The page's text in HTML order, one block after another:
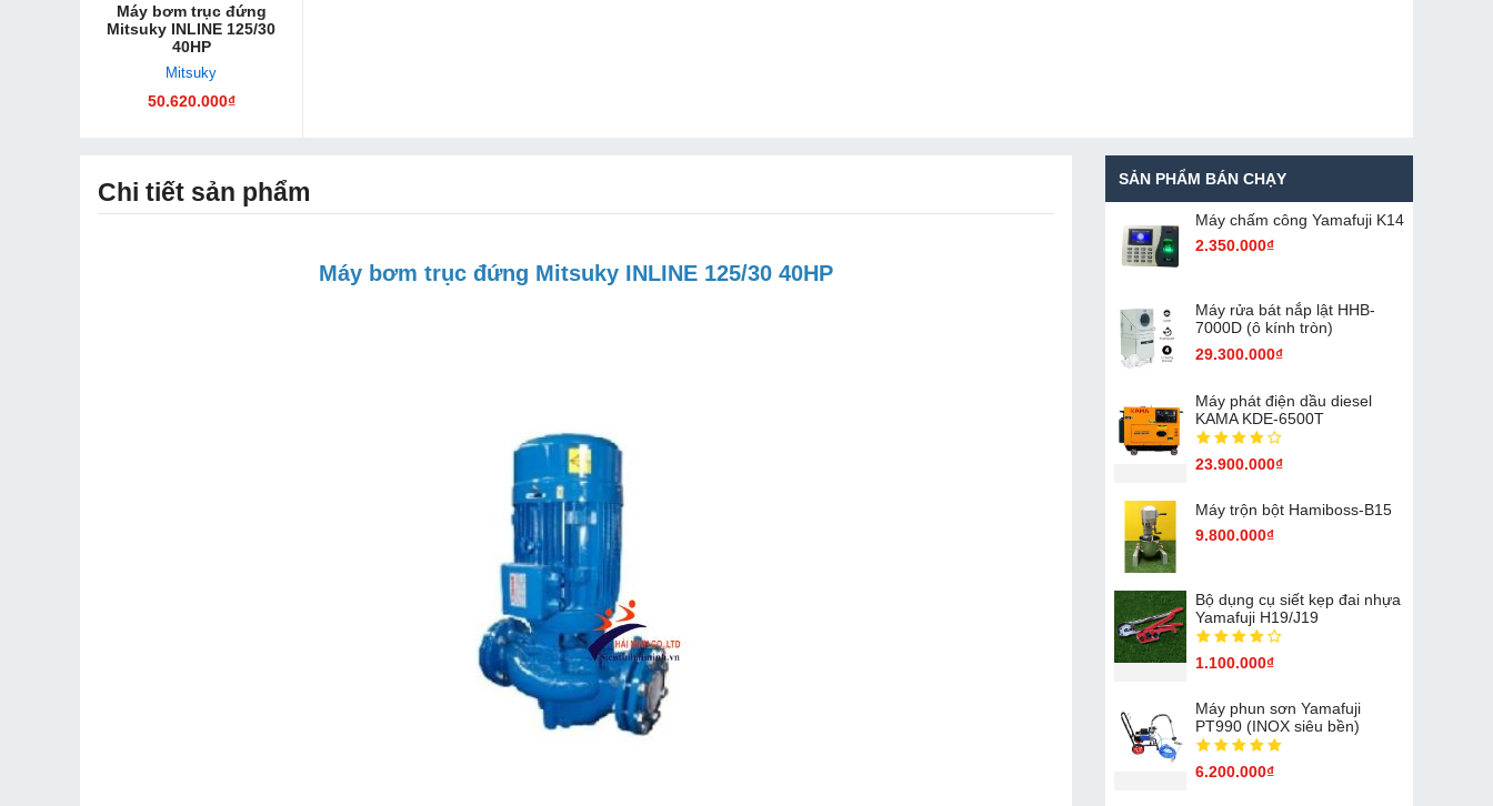
Máy bơm trục đứng
Mitsuky INLINE 125/30
40HP
Mitsuky
50.620.000₫
Chi tiết sản phẩm
Máy bơm trục đứng Mitsuky INLINE 125/30 40HP
SẢN PHẨM BÁN CHẠY
Máy chấm cô​ng Yamafuji K14
2.350.000₫
Máy rửa bát nắp lật HHB-
7000D (ô kính tròn)
29.300.000₫
Máy phát điện dầu diesel
KAMA KDE-6500T
23.900.000₫
Máy trộn bột Hamiboss-B15
9.800.000₫
Bộ dụng cụ siết kẹp đai nhựa
Yamafuji H19/J19
1.100.000₫
Máy phun sơn Yamafuji
PT990 (INOX siêu bền)
6.200.000₫